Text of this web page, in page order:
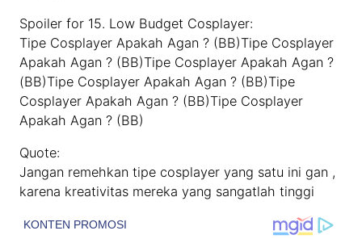
Spoiler for 15. Low Budget Cosplayer:
Tipe Cosplayer Apakah Agan ? (BB)Tipe Cosplayer
Apakah Agan ? (BB)Tipe Cosplayer Apakah Agan ?
(BB)Tipe Cosplayer Apakah Agan ? (BB)Tipe
Cosplayer Apakah Agan ? (BB)Tipe Cosplayer
Apakah Agan ? (BB)
Quote:
Jangan remehkan tipe cosplayer yang satu ini gan ,
karena kreativitas mereka yang sangatlah tinggi